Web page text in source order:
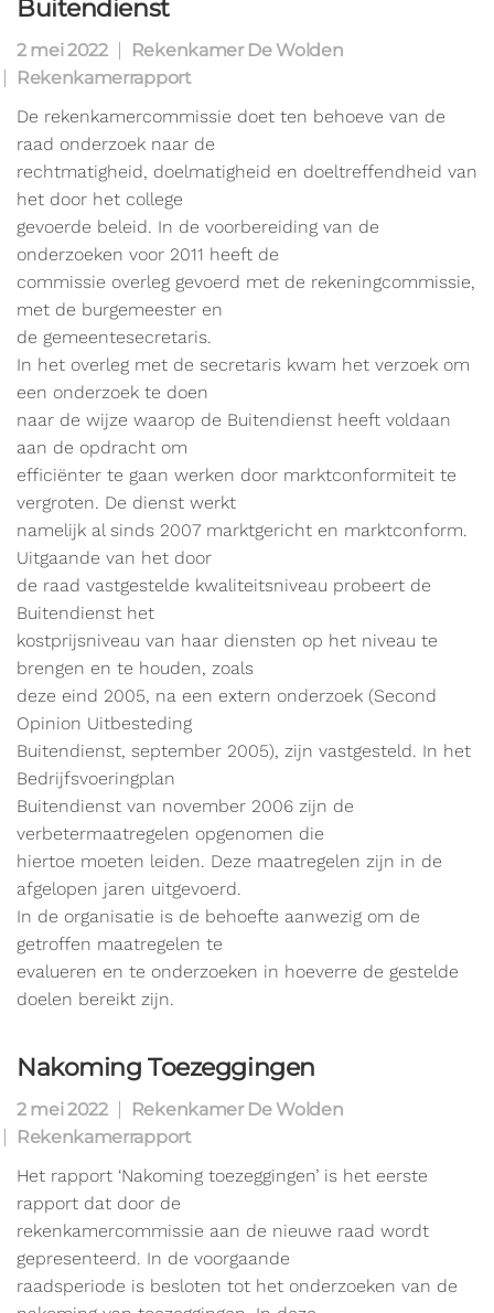
Buitendienst
2 mei 2022
Rekenkamer De Wolden
Rekenkamerrapport
De rekenkamercommissie doet ten behoeve van de
raad onderzoek naar de
rechtmatigheid, doelmatigheid en doeltreffendheid van
het door het college
gevoerde beleid. In de voorbereiding van de
onderzoeken voor 2011 heeft de
commissie overleg gevoerd met de rekeningcommissie,
met de burgemeester en
de gemeentesecretaris.
In het overleg met de secretaris kwam het verzoek om
een onderzoek te doen
naar de wijze waarop de Buitendienst heeft voldaan
aan de opdracht om
efficiënter te gaan werken door marktconformiteit te
vergroten. De dienst werkt
namelijk al sinds 2007 marktgericht en marktconform.
Uitgaande van het door
de raad vastgestelde kwaliteitsniveau probeert de
Buitendienst het
kostprijsniveau van haar diensten op het niveau te
brengen en te houden, zoals
deze eind 2005, na een extern onderzoek (Second
Opinion Uitbesteding
Buitendienst, september 2005), zijn vastgesteld. In het
Bedrijfsvoeringplan
Buitendienst van november 2006 zijn de
verbetermaatregelen opgenomen die
hiertoe moeten leiden. Deze maatregelen zijn in de
afgelopen jaren uitgevoerd.
In de organisatie is de behoefte aanwezig om de
getroffen maatregelen te
evalueren en te onderzoeken in hoeverre de gestelde
doelen bereikt zijn.
Nakoming Toezeggingen
2 mei 2022
Rekenkamer De Wolden
Rekenkamerrapport
Het rapport ‘Nakoming toezeggingen’ is het eerste
rapport dat door de
rekenkamercommissie aan de nieuwe raad wordt
gepresenteerd. In de voorgaande
raadsperiode is besloten tot het onderzoeken van de